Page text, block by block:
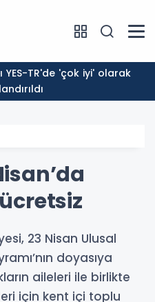
23 Nisan Ulusal
doyasıya
aileleri ile birlikte
için kent içi toplu